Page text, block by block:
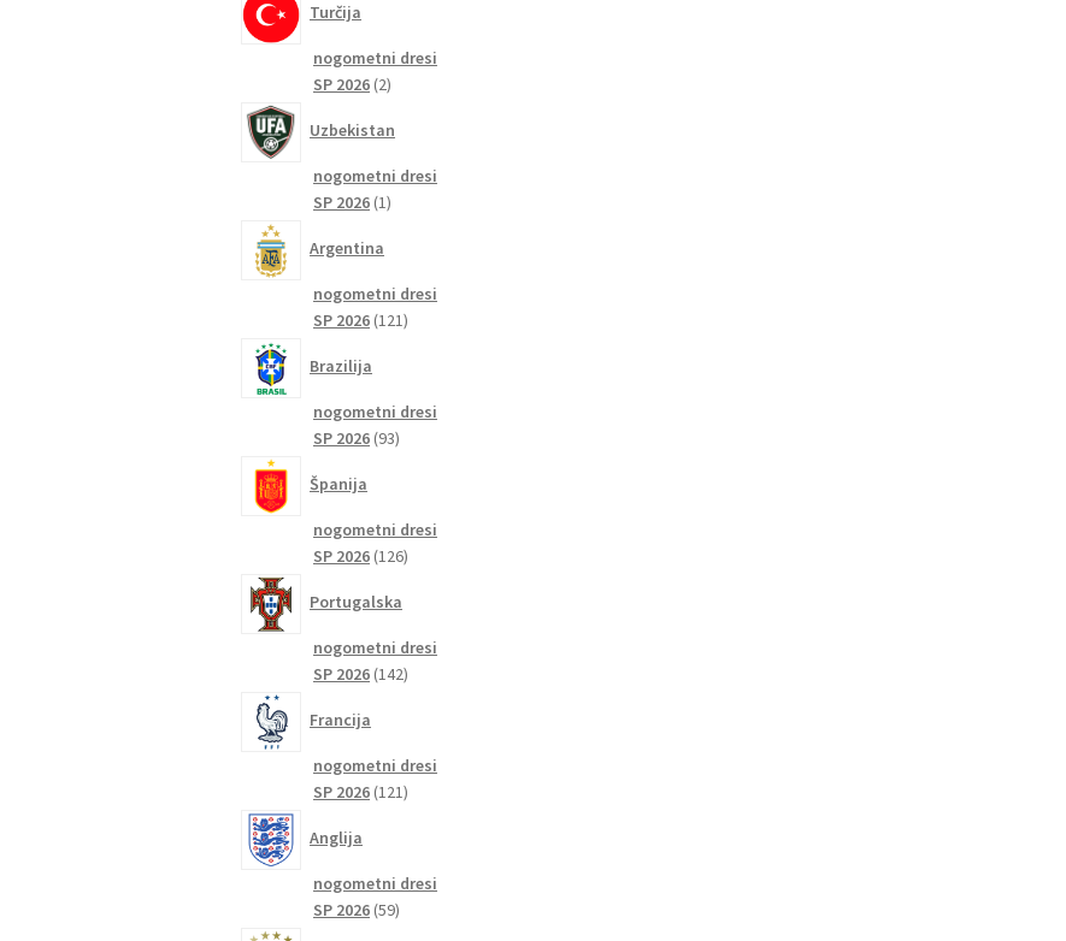
Turčija
nogometni dresi
SP 2026 22
Uzbekistan
nogometni dresi
SP 2026 11
Argentina
nogometni dresi
SP 2026 121121
Brazilija
nogometni dresi
SP 2026 9393
Španija
nogometni dresi
SP 2026 126126
Portugalska
nogometni dresi
SP 2026 142142
Francija
nogometni dresi
SP 2026 121121
Anglija
nogometni dresi
SP 2026 5959